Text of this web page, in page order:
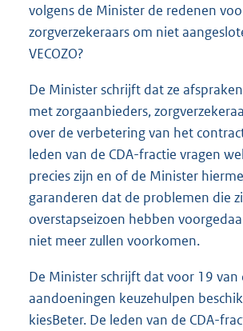
volgens de Minister de redenen
zorgverzekeraars om niet
VECOZO?
De Minister schrijft dat ze
met zorgaanbieders,
over de verbetering van het
leden van de CDA-fractie vragen
precies zijn en of de Minister
garanderen dat de problemen die
overstapseizoen hebben
niet meer zullen voorkomen.
De Minister schrijft dat voor 19 van
aandoeningen keuzehulpen
kiesBeter. De leden van de CDA-